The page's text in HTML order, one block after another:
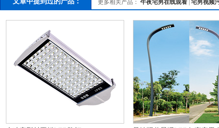
更多相关产品： 午夜宅男在线观看 | 宅男视频